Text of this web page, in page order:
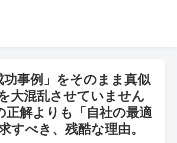
功事例」をそのまま真似
大混乱させていません
正解よりも「自社の最適
すべき、残酷な理由。